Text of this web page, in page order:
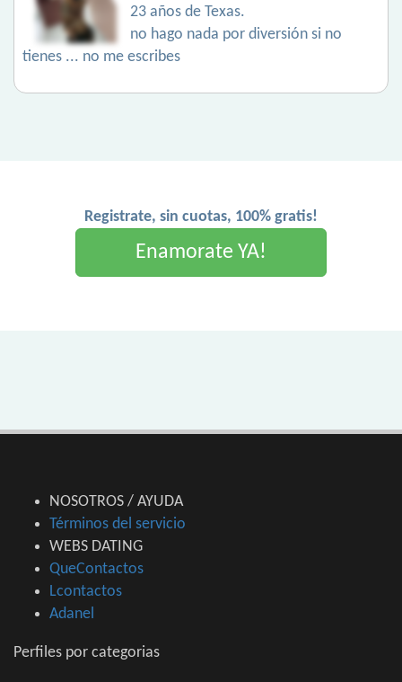
23 años de Texas.
no hago nada por diversión si no
tienes ... no me escribes
Registrate, sin cuotas, 100% gratis!
Enamorate YA!
NOSOTROS / AYUDA
Términos del servicio
WEBS DATING
QueContactos
Lcontactos
Adanel
Perfiles por categorias